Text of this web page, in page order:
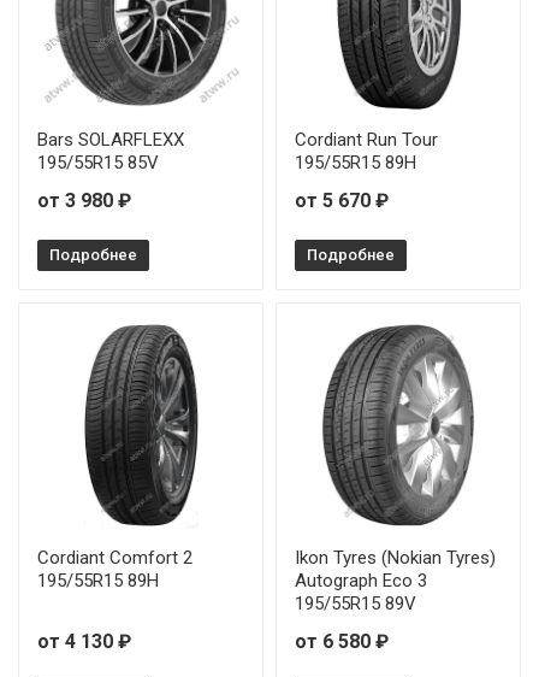
Bars SOLARFLEXX
195/55R15 85V
от 3 980 ₽
Подробнее
Cordiant Run Tour
195/55R15 89H
от 5 670 ₽
Подробнее
Cordiant Comfort 2
195/55R15 89H
от 4 130 ₽
Ikon Tyres (Nokian Tyres)
Autograph Eco 3
195/55R15 89V
от 6 580 ₽